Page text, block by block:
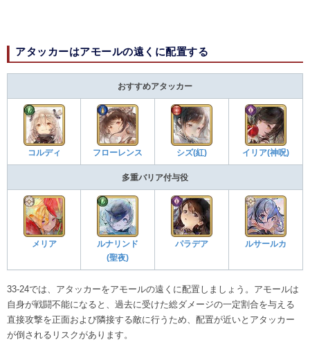
アタッカーはアモールの遠くに配置する
おすすめアタッカー
コルディ フローレンス シズ(紅) イリア(神呪)
多重バリア付与役
メリア
ルナリンド
(聖夜)
パラデア ルサールカ
33-24では、アタッカーをアモールの遠くに配置しましょう。アモールは
自身が戦闘不能になると、過去に受けた総ダメージの一定割合を与える
直接攻撃を正面および隣接する敵に行うため、配置が近いとアタッカー
が倒されるリスクがあります。